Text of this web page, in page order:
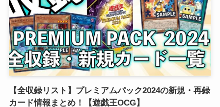
【全収録リスト】プレミアムパック2024の新規・再録
カード情報まとめ！【遊戯王OCG】